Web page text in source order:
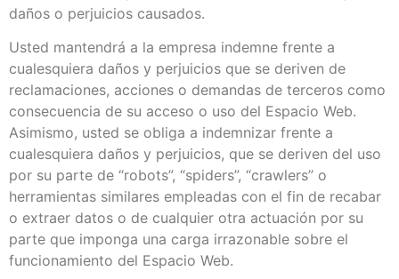
daños o perjuicios causados.
Usted mantendrá a la empresa indemne frente a
cualesquiera daños y perjuicios que se deriven de
reclamaciones, acciones o demandas de terceros como
consecuencia de su acceso o uso del Espacio Web.
Asimismo, usted se obliga a indemnizar frente a
cualesquiera daños y perjuicios, que se deriven del uso
por su parte de “robots”, “spiders”, “crawlers” o
herramientas similares empleadas con el fin de recabar
o extraer datos o de cualquier otra actuación por su
parte que imponga una carga irrazonable sobre el
funcionamiento del Espacio Web.